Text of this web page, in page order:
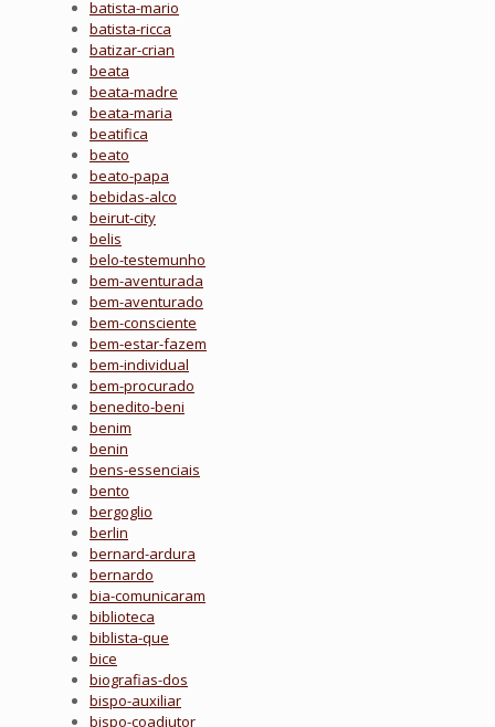
batista-mario
batista-ricca
batizar-crian
beata
beata-madre
beata-maria
beatifica
beato
beato-papa
bebidas-alco
beirut-city
belis
belo-testemunho
bem-aventurada
bem-aventurado
bem-consciente
bem-estar-fazem
bem-individual
bem-procurado
benedito-beni
benim
benin
bens-essenciais
bento
bergoglio
berlin
bernard-ardura
bernardo
bia-comunicaram
biblioteca
biblista-que
bice
biografias-dos
bispo-auxiliar
bispo-coadjutor